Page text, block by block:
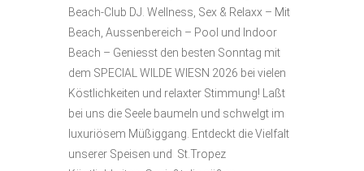
Beach-Club DJ. Wellness, Sex & Relaxx – Mit
Beach, Aussenbereich – Pool und Indoor
Beach – Geniesst den besten Sonntag mit
dem SPECIAL WILDE WIESN 2026 bei vielen
Köstlichkeiten und relaxter Stimmung! Laßt
bei uns die Seele baumeln und schwelgt im
luxuriösem Müßiggang. Entdeckt die Vielfalt
unserer Speisen und St.Tropez